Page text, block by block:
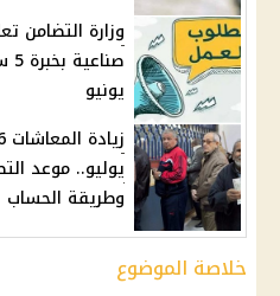
وزارة التضامن
يونيو
يوليو.. موعد
وطريقة الحساب
خلاصة الموضوع